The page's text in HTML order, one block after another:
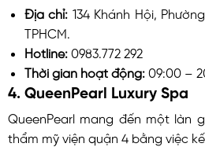
Địa chỉ: 134 Khánh Hội,
TPHCM.
Hotline: 0983.772 292
Thời gian hoạt động:09:00 –
4. QueenPearl Luxury Spa
QueenPearl mang đến một làn
thẩm mỹ viện quận 4 bằng việc